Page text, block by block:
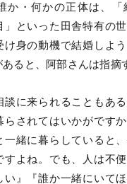
か・何かの正体は、
」といった田舎特有の
け身の動機で結婚しよ
ると、阿部さんは指摘
談に来られることもあ
らされてはいかがです
一緒に暮らしていると
すよね。でも、人は不
い』『誰か一緒にいて